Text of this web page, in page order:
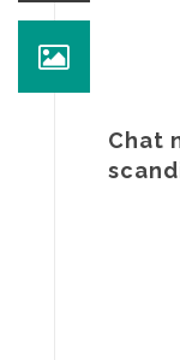
Chat